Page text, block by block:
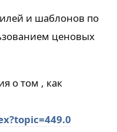
и шаблонов по
ценовых
о том , как